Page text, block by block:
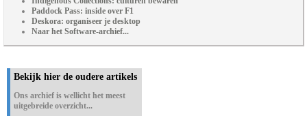
Paddock Pass: inside over F1
Deskora: organiseer je desktop
Naar het Software-archief...
Bekijk hier de oudere artikels
Ons archief is wellicht het meest
uitgebreide overzicht...